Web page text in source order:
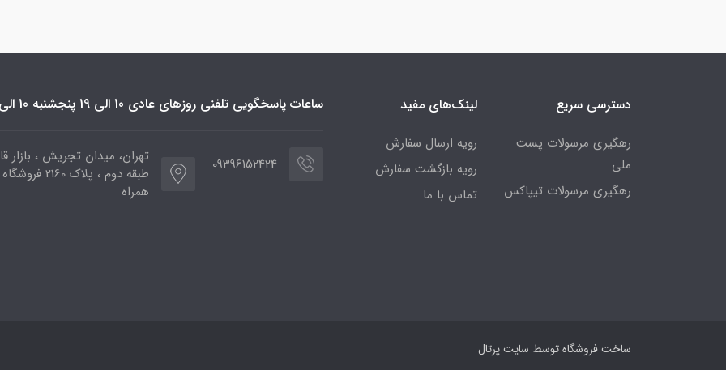
دسترسی سریع
رهگیری مرسولات پست
ملی
رهگیری مرسولات تیپاکس
لینک‌های مفید
رویه ارسال سفارش
رویه بازگشت سفارش
تماس با ما
ساعات پاسخگویی تلفنی روزهای عادی 10 الی 19 پنجشنبه 10 الی 16
09396152424
تهران، میدان تجریش ، بازار
طبقه دوم ، پلاک 2160
همراه
ساخت فروشگاه توسط سایت پرتال